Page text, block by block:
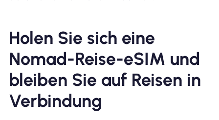
Holen Sie sich eine
Nomad-Reise-eSIM und
bleiben Sie auf Reisen in
Verbindung